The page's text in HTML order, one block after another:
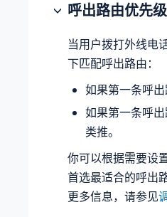
呼出路由优先级
当用户拨打外线电
下匹配呼出路由：
如果第一条呼
如果第一条呼
类推。
你可以根据需要设
首选最适合的呼出路
更多信息，请参见